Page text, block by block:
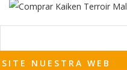
NUESTRA WEB